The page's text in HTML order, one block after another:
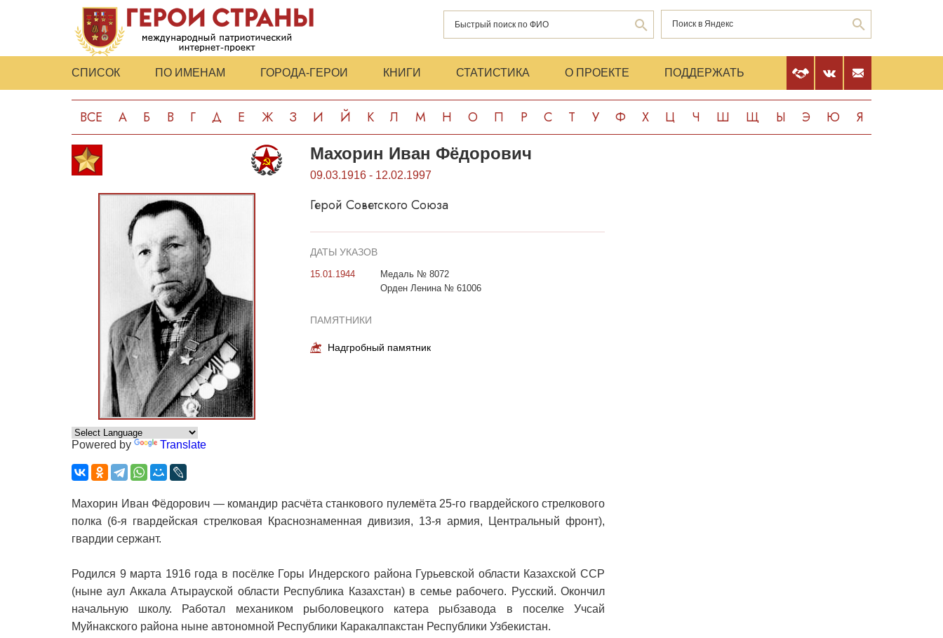
СПИСОК ПО ИМЕНАМ ГОРОДА-ГЕРОИ КНИГИ СТАТИСТИКА О ПРОЕКТЕ ПОДДЕРЖАТЬ
ВСЕ А Б В Г Д Е Ж З И Й К Л М Н О П Р С Т У Ф Х Ц Ч Ш Щ Ы Э Ю Я
Powered by Translate
Махорин Иван Фёдорович
09.03.1916 - 12.02.1997
Герой Советского Союза
ДАТЫ УКАЗОВ
15.01.1944
Медаль № 8072
Орден Ленина № 61006
ПАМЯТНИКИ
Надгробный памятник
Махорин Иван Фёдорович — командир расчёта станкового пулемёта 25-го гвардейского стрелкового
полка (6-я гвардейская стрелковая Краснознаменная дивизия, 13-я армия, Центральный фронт),
гвардии сержант.
Родился 9 марта 1916 года в посёлке Горы Индерского района Гурьевской области Казахской ССР
(ныне аул Аккала Атырауской области Республика Казахстан) в семье рабочего. Русский. Окончил
начальную школу. Работал механиком рыболовецкого катера рыбзавода в поселке Учсай
Муйнакского района ныне автономной Республики Каракалпакстан Республики Узбекистан.